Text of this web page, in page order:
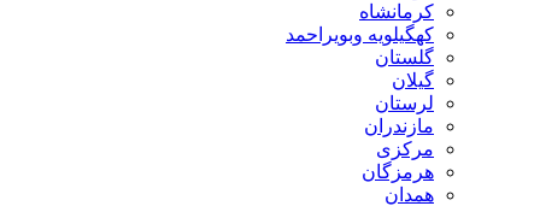
کرمانشاه
کهگیلویه وبویراحمد
گلستان
گیلان
لرستان
مازندران
مرکزی
هرمزگان
همدان